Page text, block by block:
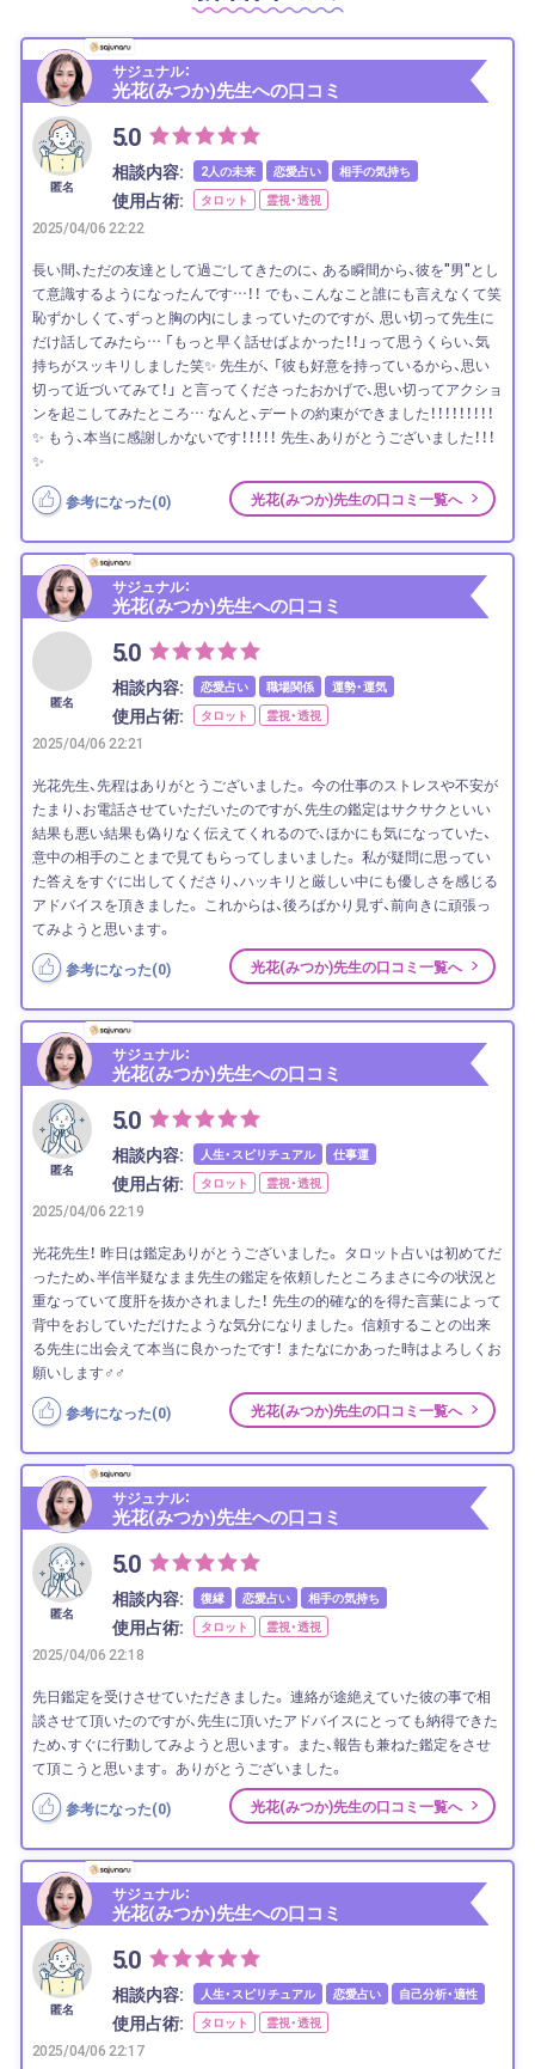
サジュナル：
光花(みつか)先生への口コミ
匿名
5.0
相談内容: 2人の未来 恋愛占い 相手の気持ち
使用占術: タロット 霊視・透視
2025/04/06 22:22
長い間、ただの友達として過ごしてきたのに、 ある瞬間から、彼を"男"とし
て意識するようになったんです…！！ でも、こんなこと誰にも言えなくて笑
恥ずかしくて、ずっと胸の内にしまっていたのですが、 思い切って先生に
だけ話してみたら… 「もっと早く話せばよかった！！」って思うくらい、気
持ちがスッキリしました笑✨ 先生が、 「彼も好意を持っているから、思い
切って近づいてみて！」 と言ってくださったおかげで、思い切ってアクショ
ンを起こしてみたところ… なんと、デートの約束ができました！！！！！！！！！
✨ もう、本当に感謝しかないです！！！！！ 先生、ありがとうございました！！！
✨
参考になった(0) 光花(みつか)先生の口コミ一覧へ
サジュナル：
光花(みつか)先生への口コミ
匿名
5.0
相談内容: 恋愛占い 職場関係 運勢・運気
使用占術: タロット 霊視・透視
2025/04/06 22:21
光花先生、先程はありがとうございました。 今の仕事のストレスや不安が
たまり、お電話させていただいたのですが、先生の鑑定はサクサクといい
結果も悪い結果も偽りなく伝えてくれるので、ほかにも気になっていた、
意中の相手のことまで見てもらってしまいました。 私が疑問に思ってい
た答えをすぐに出してくださり、ハッキリと厳しい中にも優しさを感じる
アドバイスを頂きました。 これからは、後ろばかり見ず、前向きに頑張っ
てみようと思います。
参考になった(0) 光花(みつか)先生の口コミ一覧へ
サジュナル：
光花(みつか)先生への口コミ
匿名
5.0
相談内容: 人生・スピリチュアル 仕事運
使用占術: タロット 霊視・透視
2025/04/06 22:19
光花先生！ 昨日は鑑定ありがとうございました。 タロット占いは初めてだ
ったため、半信半疑なまま先生の鑑定を依頼したところまさに今の状況と
重なっていて度肝を抜かされました！ 先生の的確な的を得た言葉によって
背中をおしていただけたような気分になりました。 信頼することの出来
る先生に出会えて本当に良かったです！ またなにかあった時はよろしくお
願いします‍♂️‍♂️
参考になった(0) 光花(みつか)先生の口コミ一覧へ
サジュナル：
光花(みつか)先生への口コミ
匿名
5.0
相談内容: 復縁 恋愛占い 相手の気持ち
使用占術: タロット 霊視・透視
2025/04/06 22:18
先日鑑定を受けさせていただきました。 連絡が途絶えていた彼の事で相
談させて頂いたのですが、先生に頂いたアドバイスにとっても納得できた
ため、すぐに行動してみようと思います。 また、報告も兼ねた鑑定をさせ
て頂こうと思います。 ありがとうございました。
参考になった(0) 光花(みつか)先生の口コミ一覧へ
サジュナル：
光花(みつか)先生への口コミ
匿名
5.0
相談内容: 人生・スピリチュアル 恋愛占い 自己分析・適性
使用占術: タロット 霊視・透視
2025/04/06 22:17